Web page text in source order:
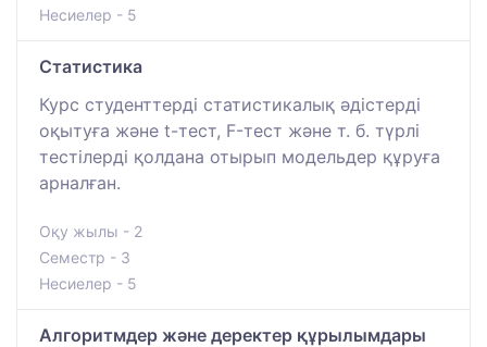
Несиелер - 5
Статистика
Курс студенттерді статистикалық әдістерді
оқытуға және t-тест, F-тест және т. б. түрлі
тестілерді қолдана отырып модельдер құруға
арналған.
Оқу жылы - 2
Семестр - 3
Несиелер - 5
Алгоритмдер және деректер құрылымдары